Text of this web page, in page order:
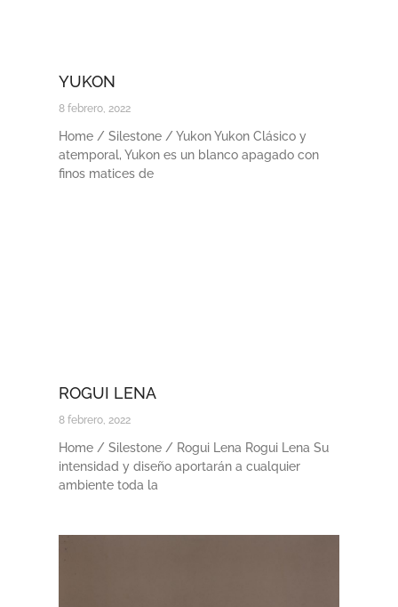
YUKON
8 febrero, 2022
Home / Silestone / Yukon Yukon Clásico y
atemporal, Yukon es un blanco apagado con
finos matices de
ROGUI LENA
8 febrero, 2022
Home / Silestone / Rogui Lena Rogui Lena Su
intensidad y diseño aportarán a cualquier
ambiente toda la